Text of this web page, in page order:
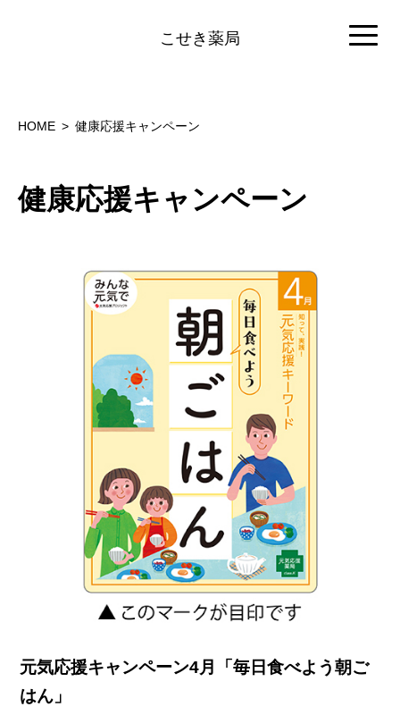
こせき薬局
HOME 健康応援キャンペーン
健康応援キャンペーン
元気応援キャンペーン4月「毎日食べよう朝ご
はん」